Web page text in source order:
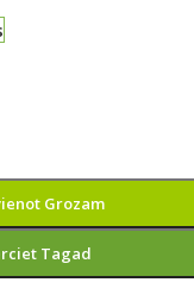
Grozam
Tagad